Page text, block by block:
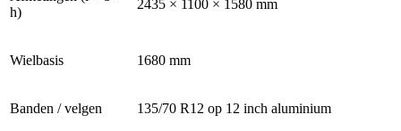
h)
2435 × 1100 × 1580 mm
Wielbasis 1680 mm
Banden / velgen 135/70 R12 op 12 inch aluminium